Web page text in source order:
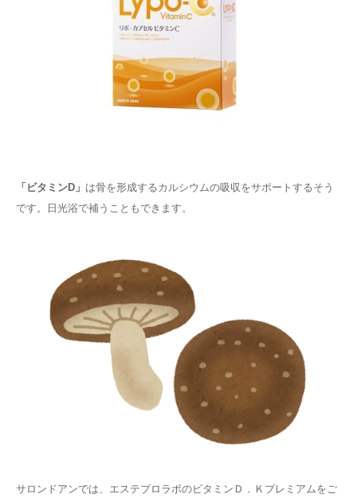
「ビタミンD」 は骨を形成するカルシウムの吸収をサポートするそう
です。日光浴で補うこともできます。
サロンドアンでは、エステプロラボのビタミンＤ．Ｋプレミアムをご